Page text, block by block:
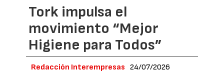
Tork impulsa el
movimiento “Mejor
Higiene para Todos”
Redacción Interempresas 24/07/2026